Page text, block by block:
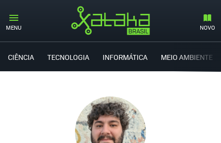
MENU NOVO
CIÊNCIA TECNOLOGIA INFORMÁTICA MEIO AMBIENTE